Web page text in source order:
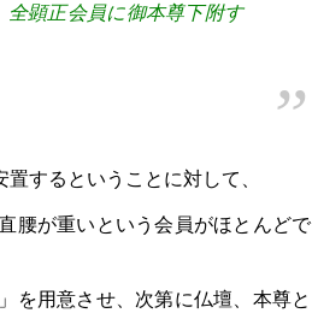
全顕正会員に御本尊下附す
するということに対して、
腰が重いという会員がほとんどで
を用意させ、次第に仏壇、本尊と